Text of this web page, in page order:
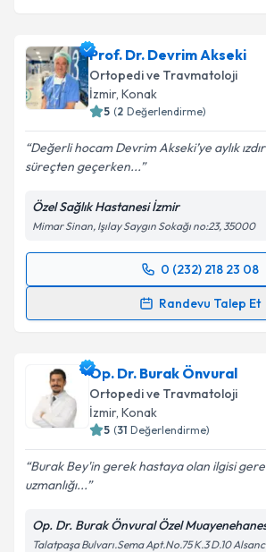
Prof. Dr. Devrim Akseki
Ortopedi ve Travmatoloji
İzmir, Konak
5 (2 Değerlendirme)
Değerli hocam Devrim Akseki’ye aylık
süreçten geçerken...
Özel Sağlık Hastanesi İzmir
Mimar Sinan, Işılay Saygın Sokağı no:23, 35000
0 (232) 218 23 08
Randevu Talep Et
Randevu Takvimi Talebi
takvim hazırlandığında e-posta ile
E-posta Adresiniz
Metni'ni okudum ve kişisel
kapsamda işlenmesini kabul
Op. Dr. Burak Önvural
Ortopedi ve Travmatoloji
İzmir, Konak
5 (31 Değerlendirme)
Burak Bey'in gerek hastaya olan ilgisi
uzmanlığı...
Op. Dr. Burak Önvural Özel
Talatpaşa Bulvarı.Sema Apt.No.75 K.3 D.10